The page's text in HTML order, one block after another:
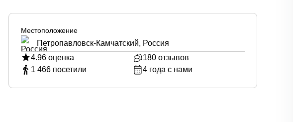
Местоположение
Петропавловск-Камчатский, Россия
4.96 оценка 180 отзывов
1 466 посетили 4 года с нами